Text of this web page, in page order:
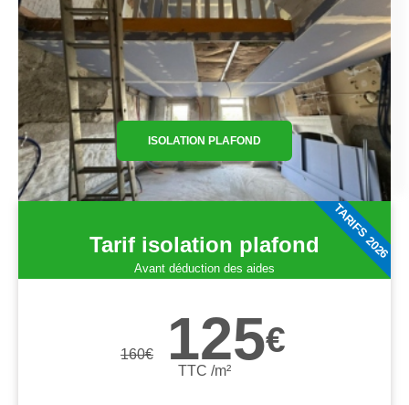
ISOLATION PLAFOND
Tarif isolation plafond
Avant déduction des aides
160€ 125€
TTC /m²
TARIFS 2026